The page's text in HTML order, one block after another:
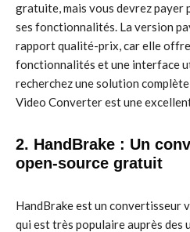
gratuite, mais vous devrez
ses fonctionnalités. La version
rapport qualité-prix, car elle offre
fonctionnalités et une interface
recherchez une solution
Video Converter est une
2. HandBrake : Un
open-source gratuit
HandBrake est un convertisseur
qui est très populaire auprès des